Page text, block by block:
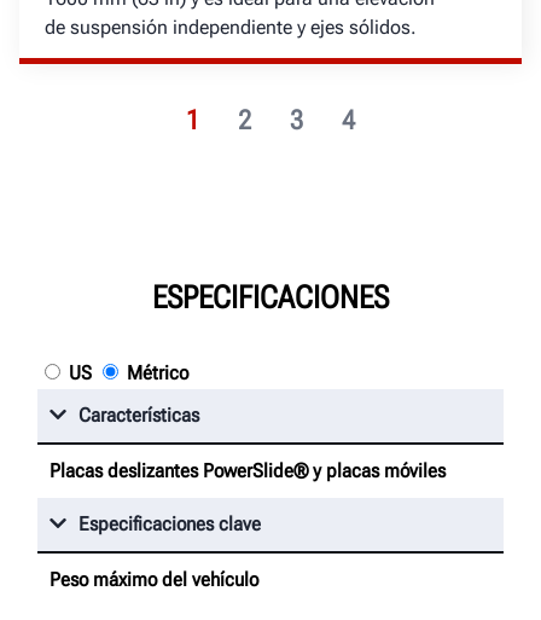
1 2 3 4
de suspensión independiente y ejes sólidos.
ESPECIFICACIONES
US
Métrico
Características
Placas deslizantes PowerSlide® y placas móviles
Especificaciones clave
Peso máximo del vehículo